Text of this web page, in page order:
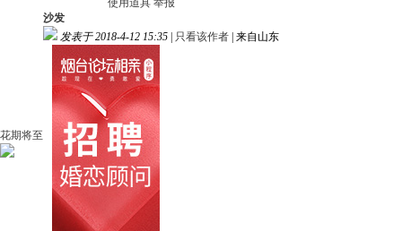
使用道具 举报
花期将至
沙发
发表于 2018-4-12 15:35
只看该作者 来自山东